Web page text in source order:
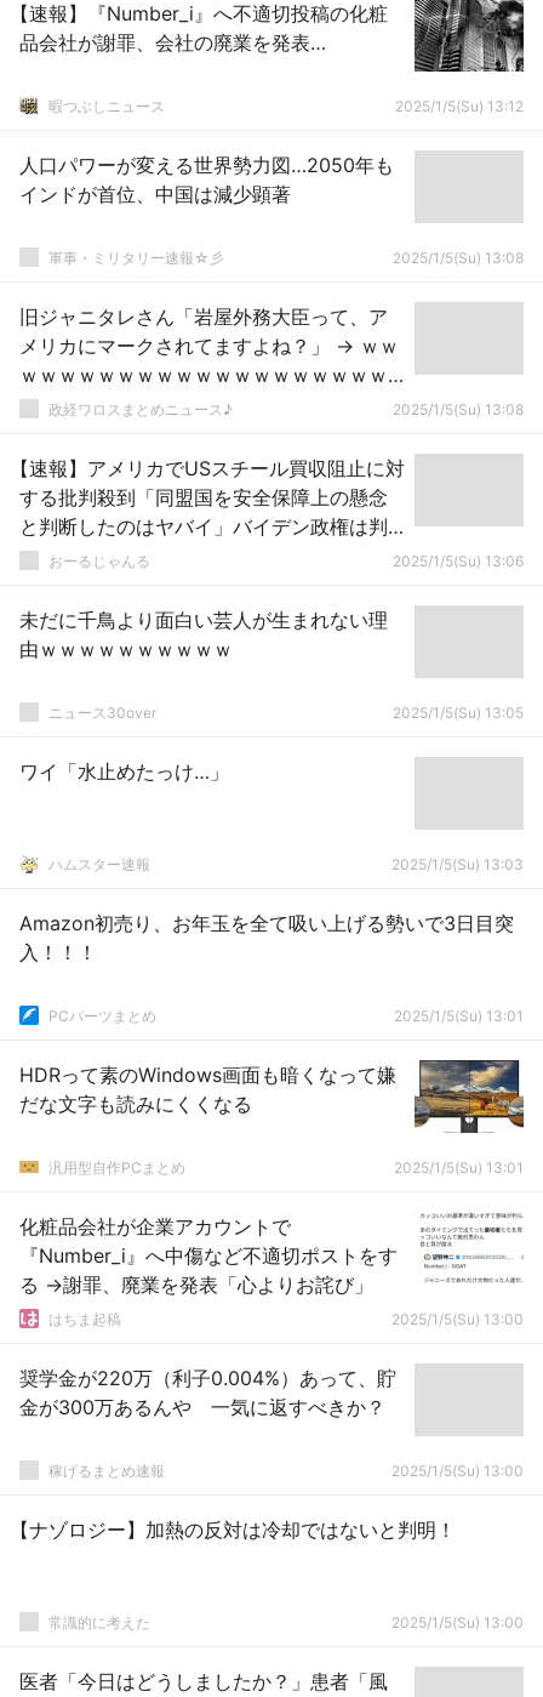
【速報】『Number_i』へ不適切投稿の化粧
品会社が謝罪、会社の廃業を発表…
暇つぶしニュース 2025/1/5(Su) 13:12
人口パワーが変える世界勢力図…2050年も
インドが首位、中国は減少顕著
軍事・ミリタリー速報☆彡 2025/1/5(Su) 13:08
旧ジャニタレさん「岩屋外務大臣って、ア
メリカにマークされてますよね？」 → ｗｗ
ｗｗｗｗｗｗｗｗｗｗｗｗｗｗｗｗｗｗｗ
ｗｗ政経ワロスまとめニュース♪ 2025/1/5(Su) 13:08
【速報】アメリカでUSスチール買収阻止に対
する批判殺到「同盟国を安全保障上の懸念
と判断したのはヤバイ」バイデン政権は判
断を誤った可能性
おーるじゃんる 2025/1/5(Su) 13:06
未だに千鳥より面白い芸人が生まれない理
由ｗｗｗｗｗｗｗｗｗｗ
ニュース30over 2025/1/5(Su) 13:05
ワイ「水止めたっけ…」
ハムスター速報 2025/1/5(Su) 13:03
Amazon初売り、お年玉を全て吸い上げる勢いで3日目突
入！！！
PCパーツまとめ 2025/1/5(Su) 13:01
HDRって素のWindows画面も暗くなって嫌
だな文字も読みにくくなる
汎用型自作PCまとめ 2025/1/5(Su) 13:01
化粧品会社が企業アカウントで
『Number_i』へ中傷など不適切ポストをす
る →謝罪、廃業を発表「心よりお詫び」
はちま起稿 2025/1/5(Su) 13:00
奨学金が220万（利子0.004%）あって、貯
金が300万あるんや 一気に返すべきか？
稼げるまとめ速報 2025/1/5(Su) 13:00
【ナゾロジー】加熱の反対は冷却ではないと判明！
常識的に考えた 2025/1/5(Su) 13:00
医者「今日はどうしましたか？」患者「風